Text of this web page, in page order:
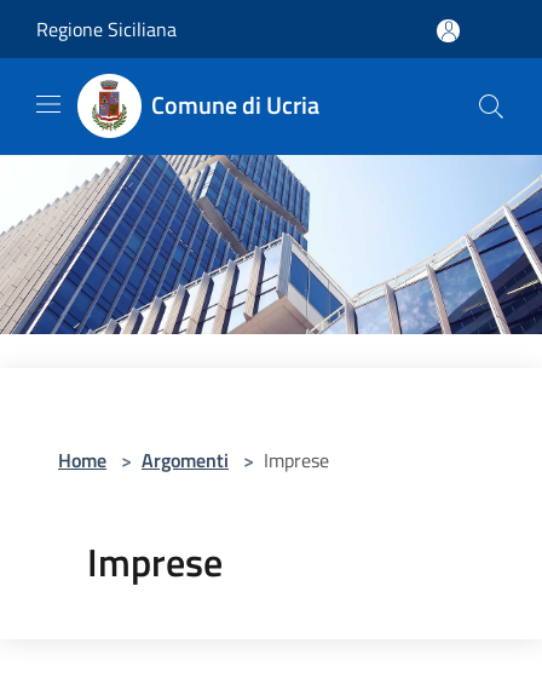
Regione Siciliana
Comune di Ucria
Home > Argomenti > Imprese
Imprese